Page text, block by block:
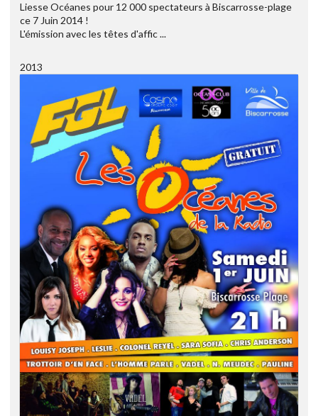
Liesse Océanes pour 12 000 spectateurs à Biscarrosse-plage
ce 7 Juin 2014 !
L'émission avec les têtes d'affic ...
2013